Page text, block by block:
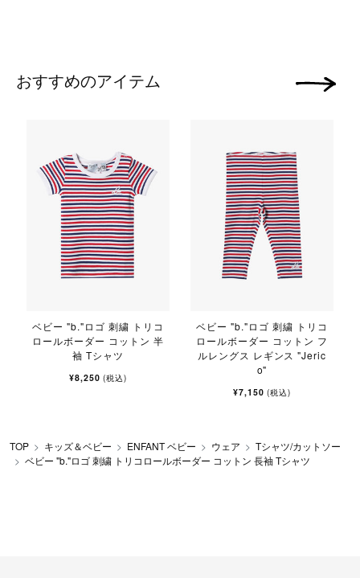
おすすめのアイテム
ベビー "b."ロゴ 刺繍 トリコ
ロールボーダー コットン 半
袖 Tシャツ
¥8,250(税込)
ベビー "b."ロゴ 刺繍 トリコ
ロールボーダー コットン フ
ルレングス レギンス "Jeric
o"
¥7,150(税込)
次の画像
TOP キッズ＆ベビー ENFANT ベビー ウェア
Tシャツ/カットソー
ベビー "b."ロゴ 刺繍 トリコロールボーダー コットン 長袖 Tシャツ